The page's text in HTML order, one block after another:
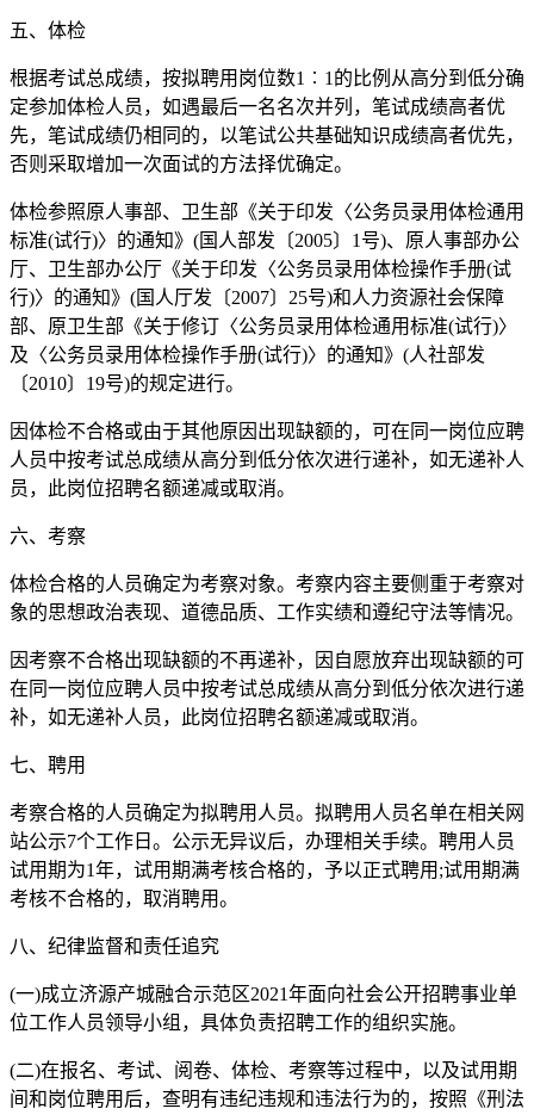
五、体检
根据考试总成绩，按拟聘用岗位数1︰1的比例从高分到低分确
定参加体检人员，如遇最后一名名次并列，笔试成绩高者优
先，笔试成绩仍相同的，以笔试公共基础知识成绩高者优先，
否则采取增加一次面试的方法择优确定。
体检参照原人事部、卫生部《关于印发〈公务员录用体检通用
标准(试行)〉的通知》(国人部发〔2005〕1号)、原人事部办公
厅、卫生部办公厅《关于印发〈公务员录用体检操作手册(试
行)〉的通知》(国人厅发〔2007〕25号)和人力资源社会保障
部、原卫生部《关于修订〈公务员录用体检通用标准(试行)〉
及〈公务员录用体检操作手册(试行)〉的通知》(人社部发
〔2010〕19号)的规定进行。
因体检不合格或由于其他原因出现缺额的，可在同一岗位应聘
人员中按考试总成绩从高分到低分依次进行递补，如无递补人
员，此岗位招聘名额递减或取消。
六、考察
体检合格的人员确定为考察对象。考察内容主要侧重于考察对
象的思想政治表现、道德品质、工作实绩和遵纪守法等情况。
因考察不合格出现缺额的不再递补，因自愿放弃出现缺额的可
在同一岗位应聘人员中按考试总成绩从高分到低分依次进行递
补，如无递补人员，此岗位招聘名额递减或取消。
七、聘用
考察合格的人员确定为拟聘用人员。拟聘用人员名单在相关网
站公示7个工作日。公示无异议后，办理相关手续。聘用人员
试用期为1年，试用期满考核合格的，予以正式聘用;试用期满
考核不合格的，取消聘用。
八、纪律监督和责任追究
(一)成立济源产城融合示范区2021年面向社会公开招聘事业单
位工作人员领导小组，具体负责招聘工作的组织实施。
(二)在报名、考试、阅卷、体检、考察等过程中，以及试用期
间和岗位聘用后，查明有违纪违规和违法行为的，按照《刑法